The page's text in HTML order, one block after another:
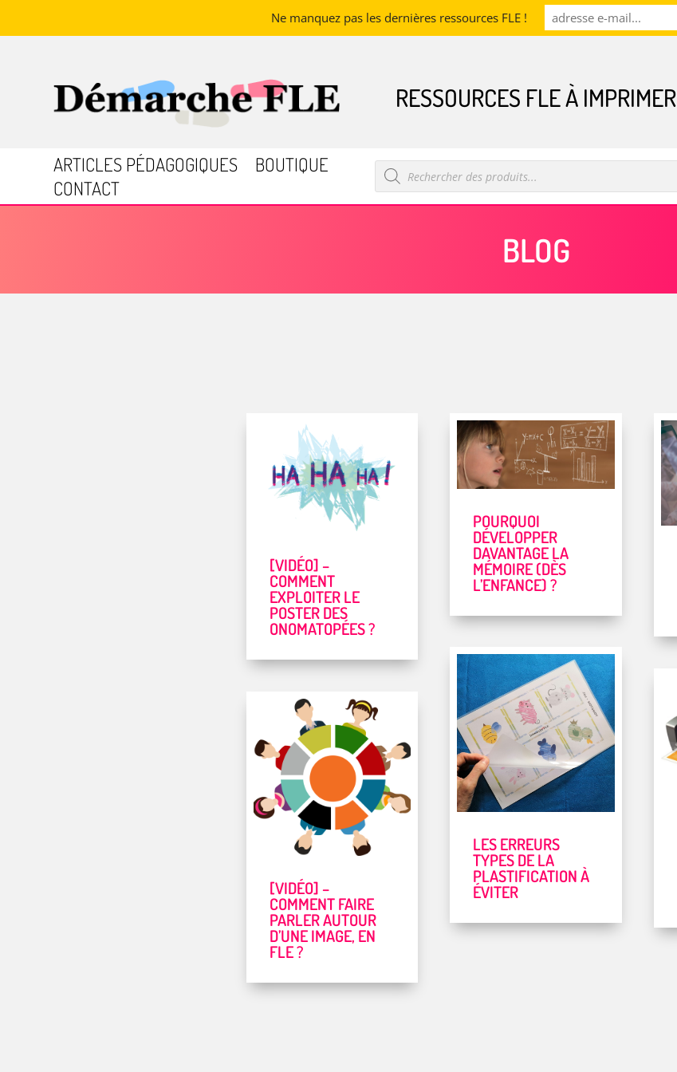
RESSOURCES FLE À IMPRIMER
ARTICLES PÉDAGOGIQUES
BOUTIQUE
CONTACT
Recherche
de
produits
BLOG
[VIDÉO] –
COMMENT
EXPLOITER LE
POSTER DES
ONOMATOPÉES ?
[VIDÉO] –
COMMENT FAIRE
PARLER AUTOUR
D’UNE IMAGE, EN
FLE ?
POURQUOI
DÉVELOPPER
DAVANTAGE LA
MÉMOIRE (DÈS
L’ENFANCE) ?
LES ERREURS
TYPES DE LA
PLASTIFICATION À
ÉVITER
Ne manquez pas les dernières ressources FLE !